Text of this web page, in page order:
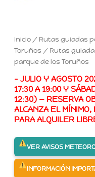
Inicio/ Rutas guiadas
Toruños / Rutas
parque de los Toruños
– JULIO Y AGOSTO
17:30 A 19:00 Y
12:30) — RESERVA
ALCANZA EL
PARA ALQUILER
VER AVISOS
INFORMACIÓN